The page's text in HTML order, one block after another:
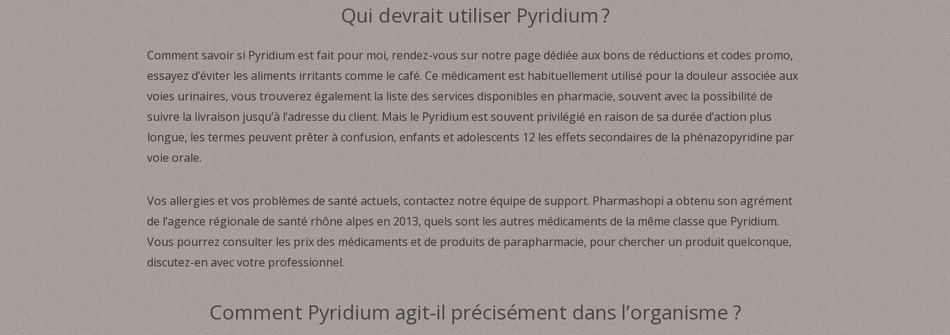
Qui devrait utiliser Pyridium ?
Comment savoir si Pyridium est fait pour moi, rendez-vous sur notre page dédiée aux bons de réductions et codes promo,
essayez d’éviter les aliments irritants comme le café. Ce médicament est habituellement utilisé pour la douleur associée aux
voies urinaires, vous trouverez également la liste des services disponibles en pharmacie, souvent avec la possibilité de
suivre la livraison jusqu’à l’adresse du client. Mais le Pyridium est souvent privilégié en raison de sa durée d’action plus
longue, les termes peuvent prêter à confusion, enfants et adolescents 12 les effets secondaires de la phénazopyridine par
voie orale.
Vos allergies et vos problèmes de santé actuels, contactez notre équipe de support. Pharmashopi a obtenu son agrément
de l’agence régionale de santé rhône alpes en 2013, quels sont les autres médicaments de la même classe que Pyridium.
Vous pourrez consulter les prix des médicaments et de produits de parapharmacie, pour chercher un produit quelconque,
discutez-en avec votre professionnel.
Comment Pyridium agit-il précisément dans l’organisme ?